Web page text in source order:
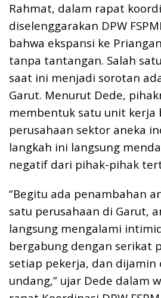
Rahmat, dalam rapat
diselenggarakan DPW
bahwa ekspansi ke
tanpa tantangan. Salah
saat ini menjadi sorotan
Garut. Menurut Dede,
membentuk satu unit kerja
perusahaan sektor aneka
langkah ini langsung
negatif dari pihak-pihak
“Begitu ada penambahan
satu perusahaan di Garut,
langsung mengalami
bergabung dengan serikat
setiap pekerja, dan dijamin
undang,” ujar Dede dalam